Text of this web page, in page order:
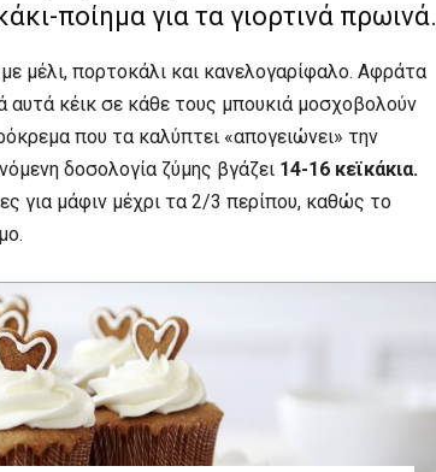
ποίημα για τα γιορτινά πρωινά.
μέλι, πορτοκάλι και κανελογαρίφαλο. Αφράτα
αυτά κέικ σε κάθε τους μπουκιά μοσχοβολούν
που τα καλύπτει «απογειώνει» την
δοσολογία ζύμης βγάζει 14-16 κεϊκάκια.
για μάφιν μέχρι τα 2/3 περίπου, καθώς το